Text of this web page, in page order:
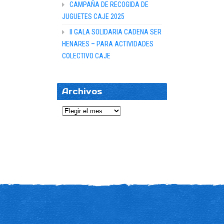
CAMPAÑA DE RECOGIDA DE
JUGUETES CAJE 2025
II GALA SOLIDARIA CADENA SER
HENARES – PARA ACTIVIDADES
COLECTIVO CAJE
Archivos
Archivos